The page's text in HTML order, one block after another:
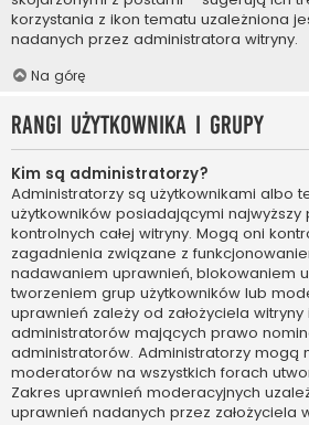
korzystania z ikon tematu uzależniona
nadanych przez administratora witryny.
Na górę
Rangi użytkownika i grupy
Kim są administratorzy?
Administratorzy są użytkownikami albo
użytkowników posiadającymi
kontrolnych całej witryny. Mogą oni
zagadnienia związane z
nadawaniem uprawnień, blokowaniem
tworzeniem grup użytkowników lub
uprawnień zależy od założyciela witryny
administratorów mających prawo
administratorów. Administratorzy mogą
moderatorów na wszystkich forach
Zakres uprawnień moderacyjnych
uprawnień nadanych przez założyciela